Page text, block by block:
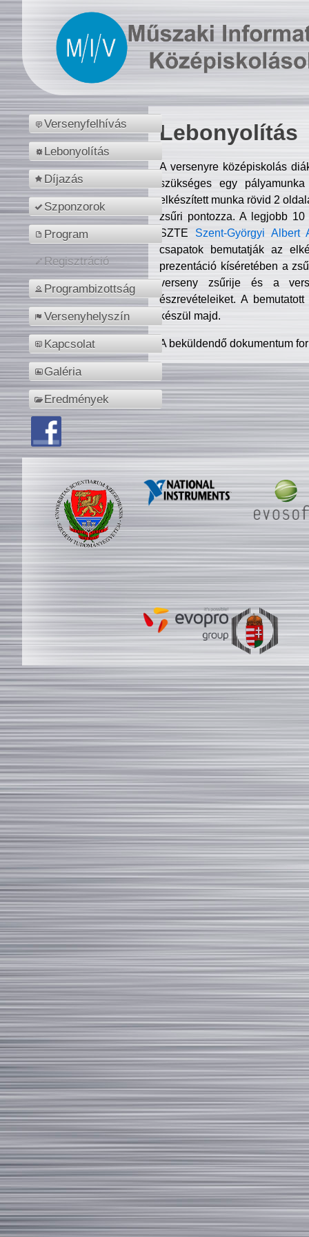
Versenyfelhívás
Lebonyolítás
Díjazás
Szponzorok
Program
Regisztráció
Programbizottság
Versenyhelyszín
Kapcsolat
Galéria
Eredmények
Lebonyolítás
A versenyre középiskolás
szükséges egy
elkészített munka rövid 2
zsűri pontozza. A legjobb
SZTE Szent-Györgyi Albert
csapatok bemutatják az
prezentáció kíséretében a
verseny zsűrije és a
észrevételeiket. A
készül majd.
A beküldendő dokumentum